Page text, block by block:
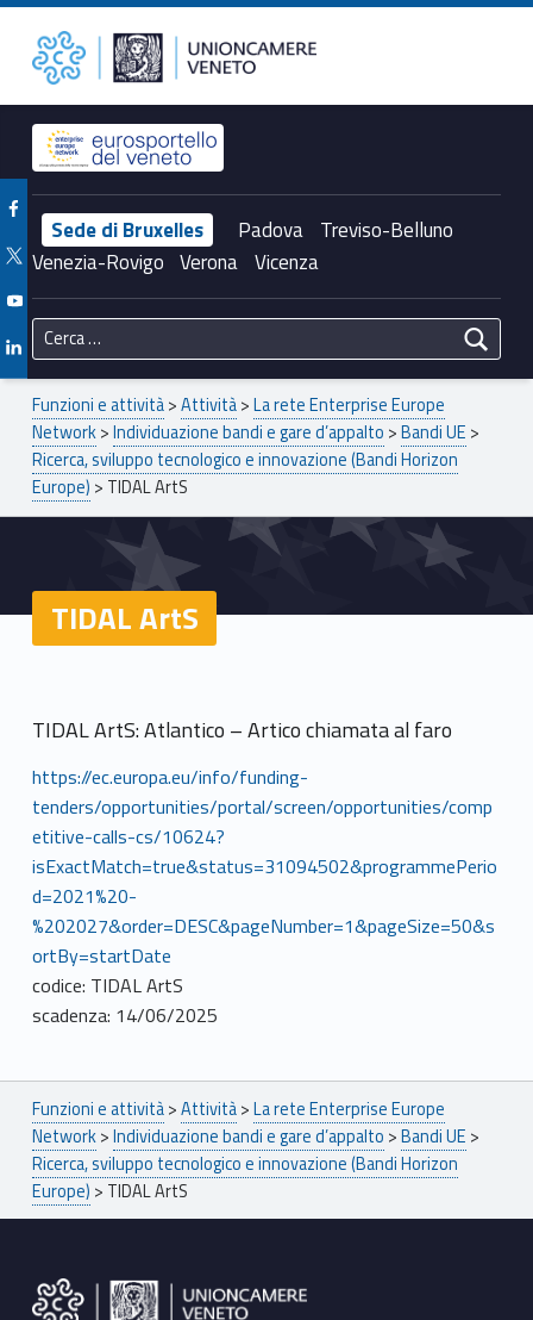
TIDAL ArtS – Unioncamere del Veneto Unioncamere del Veneto
Header info sidebar
Sede di Bruxelles Padova Treviso-Belluno
Venezia-Rovigo Verona Vicenza
Facebook Unioncamere Veneto
Twitter Unioncamere Veneto
Youtube Unioncamere Veneto
Linkedin Unioncamere Veneto
Ricerca per:
Breadcrumbs navigation
Funzioni e attività>Attività>La rete Enterprise Europe
Network>Individuazione bandi e gare d’appalto >Bandi UE >
Ricerca, sviluppo tecnologico e innovazione (Bandi Horizon
Europe) > TIDAL ArtS
TIDAL ArtS
TIDAL ArtS: Atlantico – Artico chiamata al faro
https://ec.europa.eu/info/funding-
tenders/opportunities/portal/screen/opportunities/comp
etitive-calls-cs/10624?
isExactMatch=true&status=31094502&programmePerio
d=2021%20-
%202027&order=DESC&pageNumber=1&pageSize=50&s
ortBy=startDate
codice: TIDAL ArtS
scadenza: 14/06/2025
Breadcrumbs navigation
Funzioni e attività>Attività>La rete Enterprise Europe
Network>Individuazione bandi e gare d’appalto >Bandi UE >
Ricerca, sviluppo tecnologico e innovazione (Bandi Horizon
Europe) > TIDAL ArtS